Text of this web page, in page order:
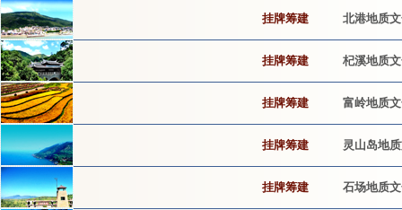
挂牌筹建 北港地质
挂牌筹建 杞溪地质
挂牌筹建 富岭地质
挂牌筹建 灵山岛地
挂牌筹建 石场地质